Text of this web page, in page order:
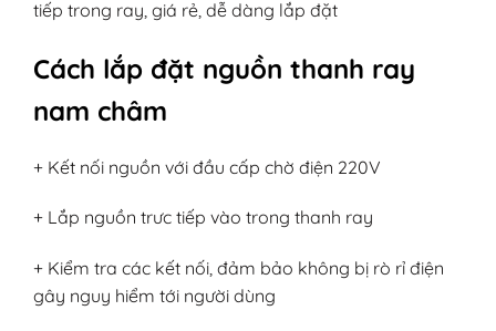
Cách lắp đặt nguồn thanh ray
nam châm
+ Kết nối nguồn với đầu cấp chờ điện 220V
+ Lắp nguồn trưc tiếp vào trong thanh ray
+ Kiểm tra các kết nối, đảm bảo không bị rò rỉ điện
gây nguy hiểm tới người dùng